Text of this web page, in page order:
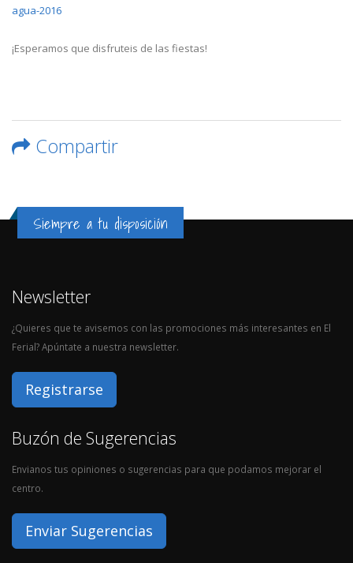
agua-2016
¡Esperamos que disfruteis de las fiestas!
Compartir
Siempre a tu disposición
Newsletter
¿Quieres que te avisemos con las promociones más interesantes en El
Ferial? Apúntate a nuestra newsletter.
Registrarse
Buzón de Sugerencias
Envianos tus opiniones o sugerencias para que podamos mejorar el
centro.
Enviar Sugerencias